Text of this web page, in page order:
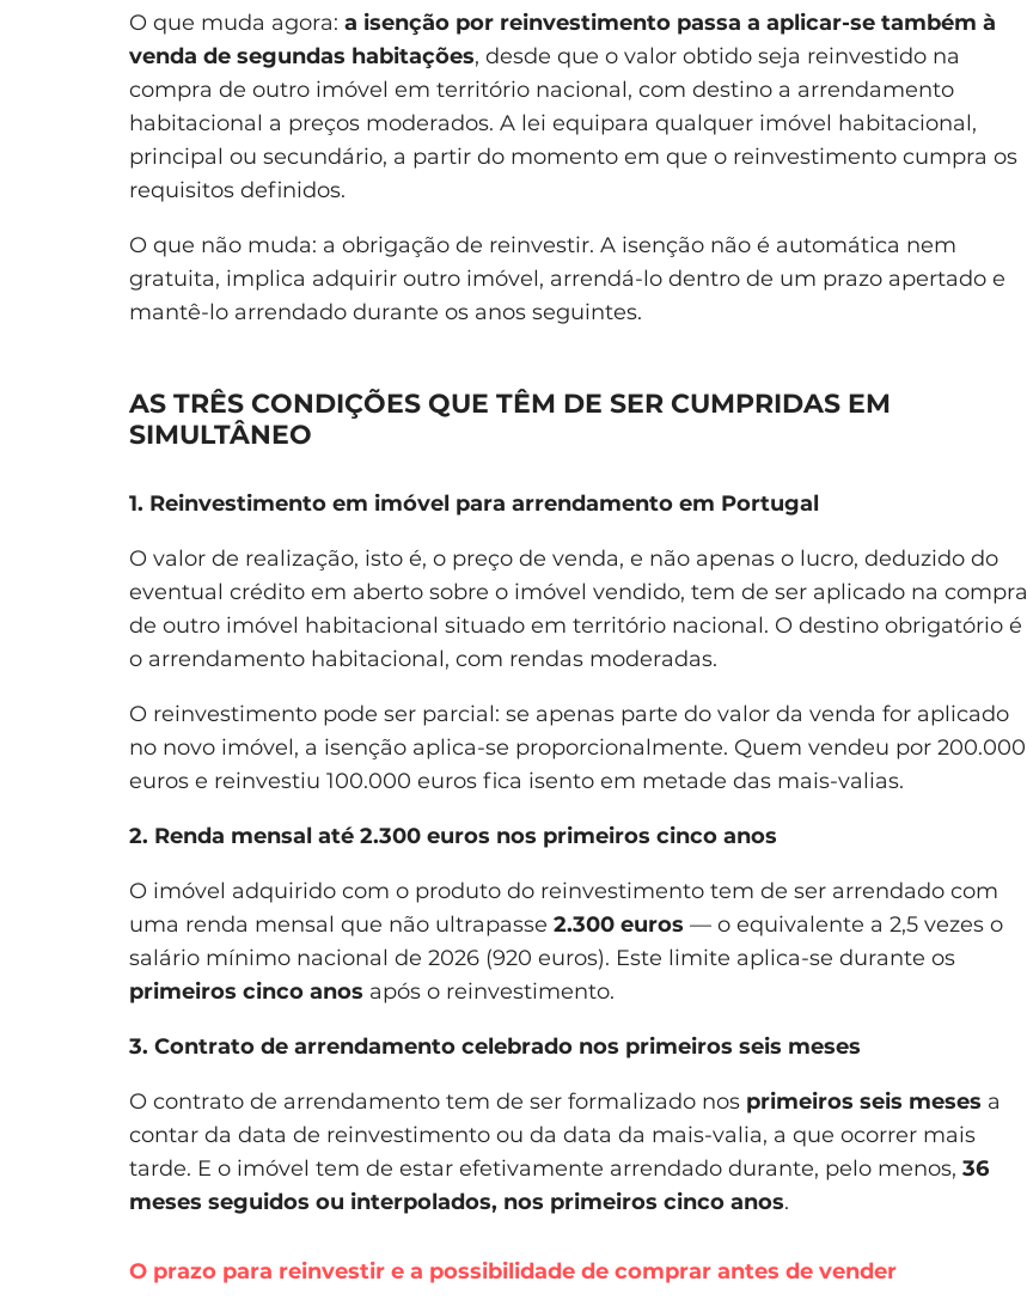
O que muda agora: a isenção por reinvestimento passa a aplicar-se também à
venda de segundas habitações, desde que o valor obtido seja reinvestido na
compra de outro imóvel em território nacional, com destino a arrendamento
habitacional a preços moderados. A lei equipara qualquer imóvel habitacional,
principal ou secundário, a partir do momento em que o reinvestimento cumpra os
requisitos definidos.
O que não muda: a obrigação de reinvestir. A isenção não é automática nem
gratuita, implica adquirir outro imóvel, arrendá-lo dentro de um prazo apertado e
mantê-lo arrendado durante os anos seguintes.
AS TRÊS CONDIÇÕES QUE TÊM DE SER CUMPRIDAS EM
SIMULTÂNEO
1. Reinvestimento em imóvel para arrendamento em Portugal
O valor de realização, isto é, o preço de venda, e não apenas o lucro, deduzido do
eventual crédito em aberto sobre o imóvel vendido, tem de ser aplicado na compra
de outro imóvel habitacional situado em território nacional. O destino obrigatório é
o arrendamento habitacional, com rendas moderadas.
O reinvestimento pode ser parcial: se apenas parte do valor da venda for aplicado
no novo imóvel, a isenção aplica-se proporcionalmente. Quem vendeu por 200.000
euros e reinvestiu 100.000 euros fica isento em metade das mais-valias.
2. Renda mensal até 2.300 euros nos primeiros cinco anos
O imóvel adquirido com o produto do reinvestimento tem de ser arrendado com
uma renda mensal que não ultrapasse 2.300 euros — o equivalente a 2,5 vezes o
salário mínimo nacional de 2026 (920 euros). Este limite aplica-se durante os
primeiros cinco anos após o reinvestimento.
3. Contrato de arrendamento celebrado nos primeiros seis meses
O contrato de arrendamento tem de ser formalizado nos primeiros seis meses a
contar da data de reinvestimento ou da data da mais-valia, a que ocorrer mais
tarde. E o imóvel tem de estar efetivamente arrendado durante, pelo menos, 36
meses seguidos ou interpolados, nos primeiros cinco anos.
O prazo para reinvestir e a possibilidade de comprar antes de vender